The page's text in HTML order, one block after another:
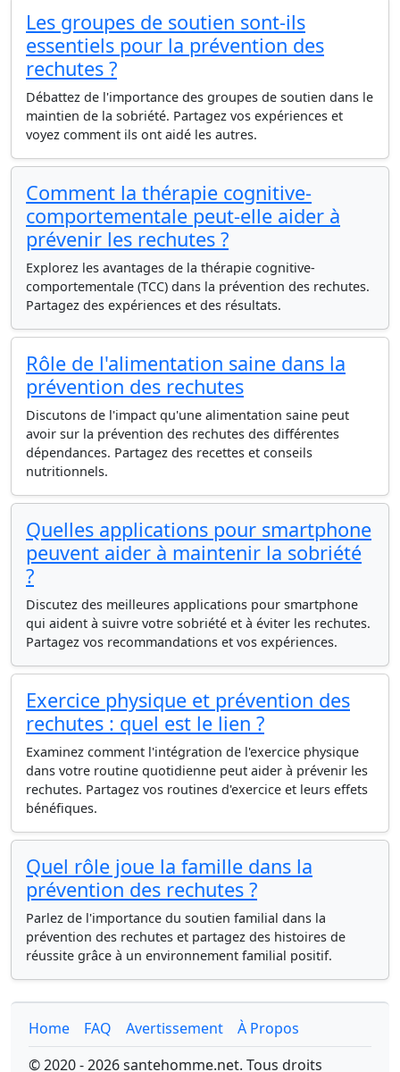
Les groupes de soutien sont-ils
essentiels pour la prévention des
rechutes ?
Débattez de l'importance des groupes de soutien dans le
maintien de la sobriété. Partagez vos expériences et
voyez comment ils ont aidé les autres.
Comment la thérapie cognitive-
comportementale peut-elle aider à
prévenir les rechutes ?
Explorez les avantages de la thérapie cognitive-
comportementale (TCC) dans la prévention des rechutes.
Partagez des expériences et des résultats.
Rôle de l'alimentation saine dans la
prévention des rechutes
Discutons de l'impact qu'une alimentation saine peut
avoir sur la prévention des rechutes des différentes
dépendances. Partagez des recettes et conseils
nutritionnels.
Quelles applications pour smartphone
peuvent aider à maintenir la sobriété
?
Discutez des meilleures applications pour smartphone
qui aident à suivre votre sobriété et à éviter les rechutes.
Partagez vos recommandations et vos expériences.
Exercice physique et prévention des
rechutes : quel est le lien ?
Examinez comment l'intégration de l'exercice physique
dans votre routine quotidienne peut aider à prévenir les
rechutes. Partagez vos routines d'exercice et leurs effets
bénéfiques.
Quel rôle joue la famille dans la
prévention des rechutes ?
Parlez de l'importance du soutien familial dans la
prévention des rechutes et partagez des histoires de
réussite grâce à un environnement familial positif.
Home FAQ Avertissement
À Propos
© 2020 - 2026 santehomme.net. Tous droits